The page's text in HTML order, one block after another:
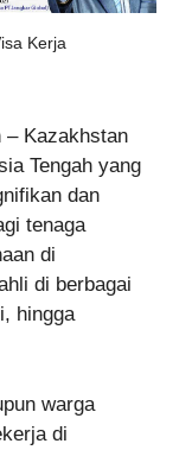
Kerja
– Kazakhstan
Tengah yang
dan
tenaga
di
di berbagai
hingga
warga
di